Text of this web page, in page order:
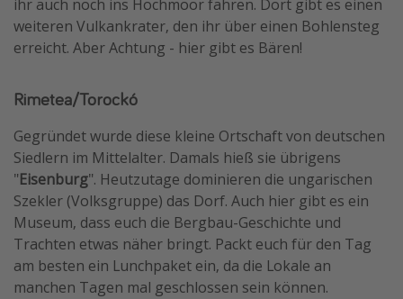
ihr auch noch ins Hochmoor fahren. Dort gibt es einen
weiteren Vulkankrater, den ihr über einen Bohlensteg
erreicht. Aber Achtung - hier gibt es Bären!
Rimetea/Torockó
Gegründet wurde diese kleine Ortschaft von deutschen
Siedlern im Mittelalter. Damals hieß sie übrigens
"Eisenburg". Heutzutage dominieren die ungarischen
Szekler (Volksgruppe) das Dorf. Auch hier gibt es ein
Museum, dass euch die Bergbau-Geschichte und
Trachten etwas näher bringt. Packt euch für den Tag
am besten ein Lunchpaket ein, da die Lokale an
manchen Tagen mal geschlossen sein können.